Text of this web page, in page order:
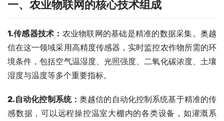
一、 农业物联网的核心技术组成
1.传感器技术 ： 农业物联网的基础是精准的数据采集。奥越
信在这一领域采用高精度传感器，实时监控农作物所需的环
境条件，包括空气温湿度、光照强度、二氧化碳浓度、土壤
湿度与温度等多个重要指标。
2.自动化控制系统：奥越信的自动化控制系统基于精准的传
感数据，可以远程操控温室大棚内的各类设备，如灌溉系